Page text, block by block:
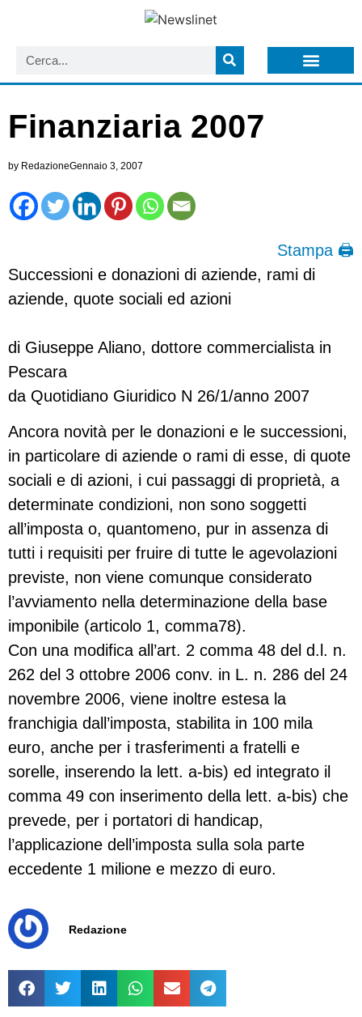
Finanziaria 2007
by RedazioneGennaio 3, 2007
Stampa 🖨
Successioni e donazioni di aziende, rami di
aziende, quote sociali ed azioni
di Giuseppe Aliano, dottore commercialista in
Pescara
da Quotidiano Giuridico N 26/1/anno 2007
Ancora novità per le donazioni e le successioni,
in particolare di aziende o rami di esse, di quote
sociali e di azioni, i cui passaggi di proprietà, a
determinate condizioni, non sono soggetti
all’imposta o, quantomeno, pur in assenza di
tutti i requisiti per fruire di tutte le agevolazioni
previste, non viene comunque considerato
l’avviamento nella determinazione della base
imponibile (articolo 1, comma78).
Con una modifica all’art. 2 comma 48 del d.l. n.
262 del 3 ottobre 2006 conv. in L. n. 286 del 24
novembre 2006, viene inoltre estesa la
franchigia dall’imposta, stabilita in 100 mila
euro, anche per i trasferimenti a fratelli e
sorelle, inserendo la lett. a-bis) ed integrato il
comma 49 con inserimento della lett. a-bis) che
prevede, per i portatori di handicap,
l’applicazione dell’imposta sulla sola parte
eccedente 1 milione e mezzo di euro.
Redazione